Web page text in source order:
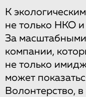
К
не только НКО и
За масштабными
компании,
не только
может
Волонтерство,